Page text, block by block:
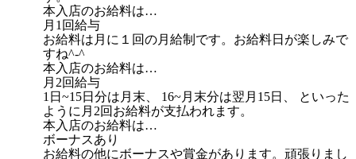
本入店のお給料は…
月1回給与
お給料は月に１回の月給制です。お給料日が楽しみで
すね^-^
本入店のお給料は…
月2回給与
1日~15日分は月末、 16~月末分は翌月15日、 といった
ように月2回お給料が支払われます。
本入店のお給料は…
ボーナスあり
お給料の他にボーナスや賞金があります。頑張りまし